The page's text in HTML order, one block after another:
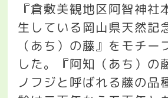
『倉敷美観地区阿智神社
生している岡山県天然記
（あち）の藤』をモチー
した。『阿知（あち）の
ノフジと呼ばれる藤の品